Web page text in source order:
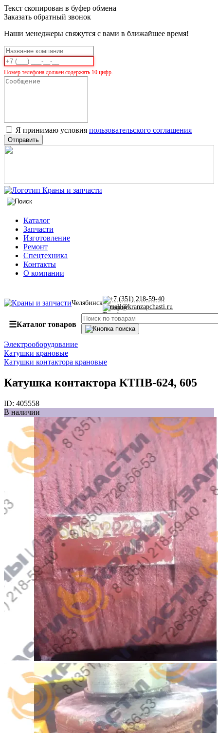
Текст скопирован в буфер обмена
Заказать обратный звонок
Наши менеджеры свяжутся с вами в ближайшее время!
Номер телефона должен содержать 10 цифр.
Я принимаю условия пользовательского соглашения
Отправить
Каталог
Запчасти
Изготовление
Ремонт
Спецтехника
Контакты
О компании
Челябинск
+7 (351) 218-59-40
mail@kranzapchasti.ru
☰Каталог товаров
Электрооборудование
Катушки крановые
Катушки контактора крановые
Катушка контактора КТПВ-624, 605
ID: 405558
В наличии